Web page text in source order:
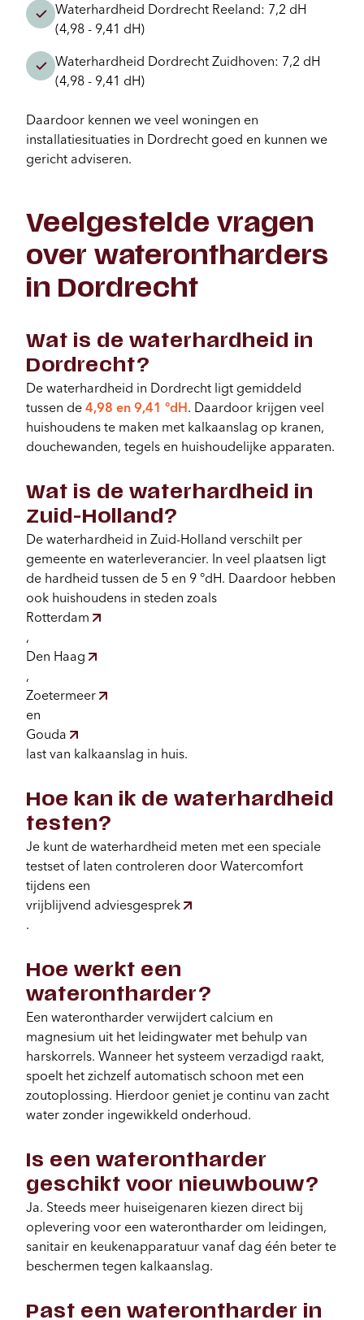
Waterhardheid Dordrecht Reeland: 7,2 dH
(4,98 - 9,41 dH)
Waterhardheid Dordrecht Zuidhoven: 7,2 dH
(4,98 - 9,41 dH)
Daardoor kennen we veel woningen en
installatiesituaties in Dordrecht goed en kunnen we
gericht adviseren.
Veelgestelde vragen
over waterontharders
in Dordrecht
Wat is de waterhardheid in
Dordrecht?
De waterhardheid in Dordrecht ligt gemiddeld
tussen de 4,98 en 9,41 °dH. Daardoor krijgen veel
huishoudens te maken met kalkaanslag op kranen,
douchewanden, tegels en huishoudelijke apparaten.
Wat is de waterhardheid in
Zuid-Holland?
De waterhardheid in Zuid-Holland verschilt per
gemeente en waterleverancier. In veel plaatsen ligt
de hardheid tussen de 5 en 9 °dH. Daardoor hebben
ook huishoudens in steden zoals
Rotterdam
,
Den Haag
,
Zoetermeer
en
Gouda
last van kalkaanslag in huis.
Hoe kan ik de waterhardheid
testen?
Je kunt de waterhardheid meten met een speciale
testset of laten controleren door Watercomfort
tijdens een
vrijblijvend adviesgesprek
.
Hoe werkt een
waterontharder?
Een waterontharder verwijdert calcium en
magnesium uit het leidingwater met behulp van
harskorrels. Wanneer het systeem verzadigd raakt,
spoelt het zichzelf automatisch schoon met een
zoutoplossing. Hierdoor geniet je continu van zacht
water zonder ingewikkeld onderhoud.
Is een waterontharder
geschikt voor nieuwbouw?
Ja. Steeds meer huiseigenaren kiezen direct bij
oplevering voor een waterontharder om leidingen,
sanitair en keukenapparatuur vanaf dag één beter te
beschermen tegen kalkaanslag.
Past een waterontharder in